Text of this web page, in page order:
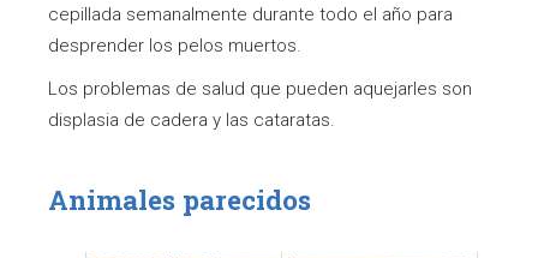
cepillada semanalmente durante todo el año para
desprender los pelos muertos.
Los problemas de salud que pueden aquejarles son
displasia de cadera y las cataratas.
Animales parecidos